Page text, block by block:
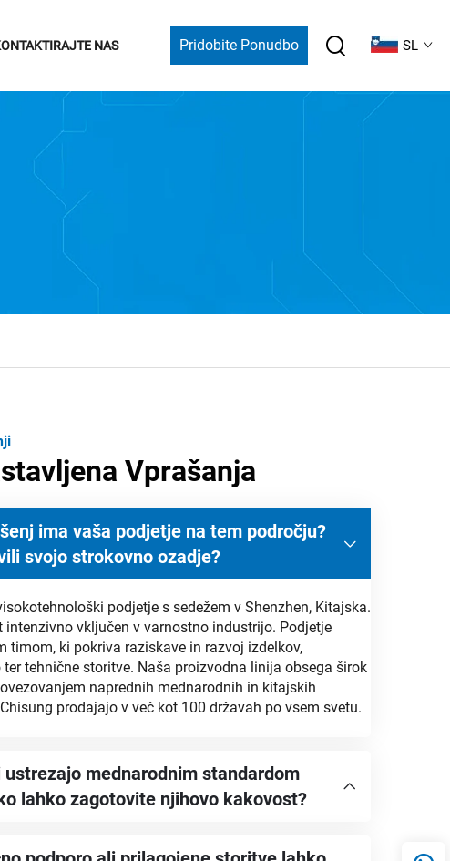
NAS Pridobite Ponudbo SL
Vprašanja
ima vaša podjetje na tem področju?
svojo strokovno ozadje?
podjetje s sedežem v Shenzhen, Kitajska.
intenzivno vključen v varnostno industrijo. Podjetje
timom, ki pokriva raziskave in razvoj izdelkov,
tehnične storitve. Naša proizvodna linija obsega širok
naprednih mednarodnih in kitajskih
prodajajo v več kot 100 državah po vsem svetu.
mednarodnim standardom
lahko zagotovite njihovo kakovost?